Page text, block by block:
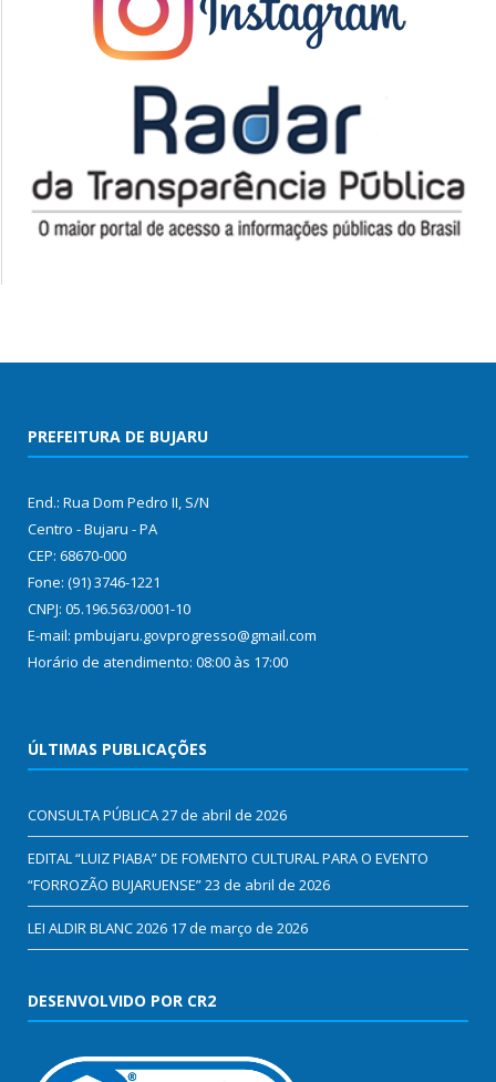
PREFEITURA DE BUJARU
End.: Rua Dom Pedro II, S/N
Centro - Bujaru - PA
CEP: 68670-000
Fone: (91) 3746-1221
CNPJ: 05.196.563/0001-10
E-mail: pmbujaru.govprogresso@gmail.com
Horário de atendimento: 08:00 às 17:00
ÚLTIMAS PUBLICAÇÕES
CONSULTA PÚBLICA27 de abril de 2026
EDITAL “LUIZ PIABA” DE FOMENTO CULTURAL PARA O EVENTO
“FORROZÃO BUJARUENSE”23 de abril de 2026
LEI ALDIR BLANC 2026 17 de março de 2026
DESENVOLVIDO POR CR2